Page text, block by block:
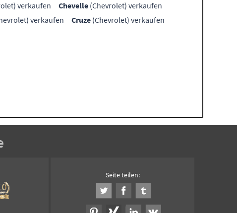
verkaufen Chevelle (Chevrolet) verkaufen
verkaufen Cruze (Chevrolet) verkaufen
Seite teilen: